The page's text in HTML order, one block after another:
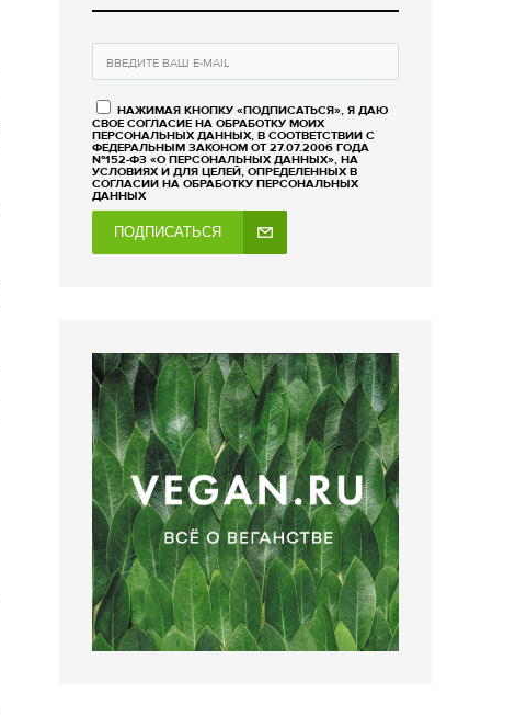
НАЖИМАЯ КНОПКУ «ПОДПИСАТЬСЯ», Я ДАЮ
СВОЕ СОГЛАСИЕ НА ОБРАБОТКУ МОИХ
ПЕРСОНАЛЬНЫХ ДАННЫХ, В СООТВЕТСТВИИ С
ФЕДЕРАЛЬНЫМ ЗАКОНОМ ОТ 27.07.2006 ГОДА
№152-ФЗ «О ПЕРСОНАЛЬНЫХ ДАННЫХ», НА
УСЛОВИЯХ И ДЛЯ ЦЕЛЕЙ, ОПРЕДЕЛЕННЫХ В
СОГЛАСИИ НА ОБРАБОТКУ ПЕРСОНАЛЬНЫХ
ДАННЫХ
ПОДПИСАТЬСЯ